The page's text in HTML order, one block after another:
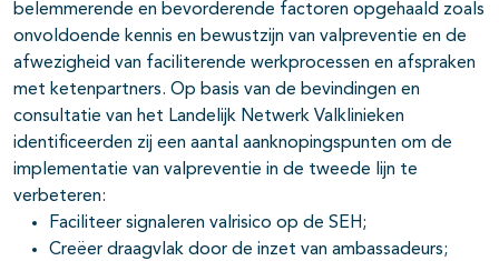
belemmerende en bevorderende factoren opgehaald zoals
onvoldoende kennis en bewustzijn van valpreventie en de
afwezigheid van faciliterende werkprocessen en afspraken
met ketenpartners. Op basis van de bevindingen en
consultatie van het Landelijk Netwerk Valklinieken
identificeerden zij een aantal aanknopingspunten om de
implementatie van valpreventie in de tweede lijn te
verbeteren:
Faciliteer signaleren valrisico op de SEH;
Creëer draagvlak door de inzet van ambassadeurs;